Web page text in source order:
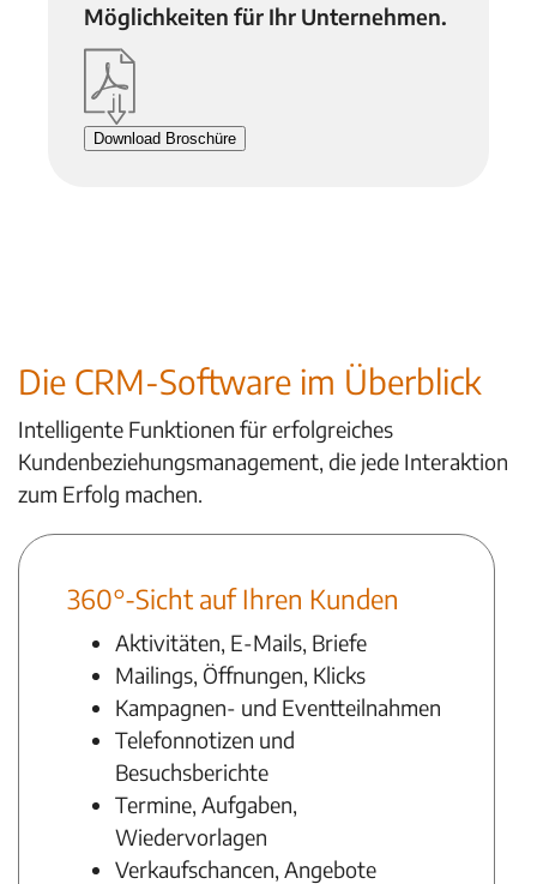
Möglichkeiten für Ihr Unternehmen.
Download Broschüre
Die CRM-Software im Überblick
Intelligente Funktionen für erfolgreiches
Kundenbeziehungsmanagement, die jede Interaktion
zum Erfolg machen.
360°-Sicht auf Ihren Kunden
Aktivitäten, E-Mails, Briefe
Mailings, Öffnungen, Klicks
Kampagnen- und Eventteilnahmen
Telefonnotizen und
Besuchsberichte
Termine, Aufgaben,
Wiedervorlagen
Verkaufschancen, Angebote